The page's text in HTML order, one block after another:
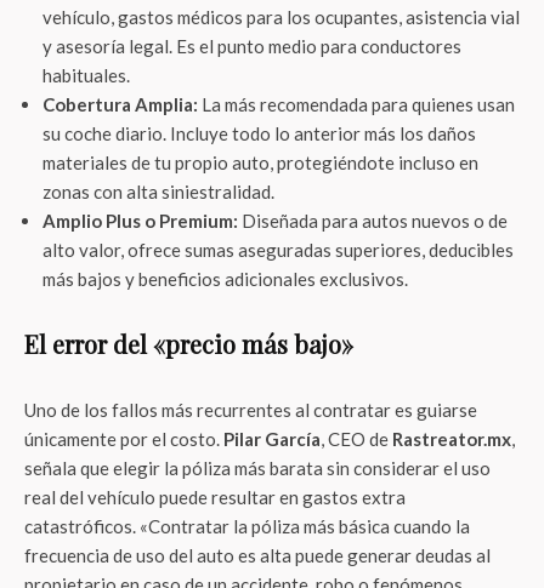
vehículo, gastos médicos para los ocupantes, asistencia vial
y asesoría legal. Es el punto medio para conductores
habituales.
Cobertura Amplia: La más recomendada para quienes usan
su coche diario. Incluye todo lo anterior más los daños
materiales de tu propio auto, protegiéndote incluso en
zonas con alta siniestralidad.
Amplio Plus o Premium: Diseñada para autos nuevos o de
alto valor, ofrece sumas aseguradas superiores, deducibles
más bajos y beneficios adicionales exclusivos.
El error del «precio más bajo»
Uno de los fallos más recurrentes al contratar es guiarse
únicamente por el costo. Pilar García, CEO de Rastreator.mx,
señala que elegir la póliza más barata sin considerar el uso
real del vehículo puede resultar en gastos extra
catastróficos. «Contratar la póliza más básica cuando la
frecuencia de uso del auto es alta puede generar deudas al